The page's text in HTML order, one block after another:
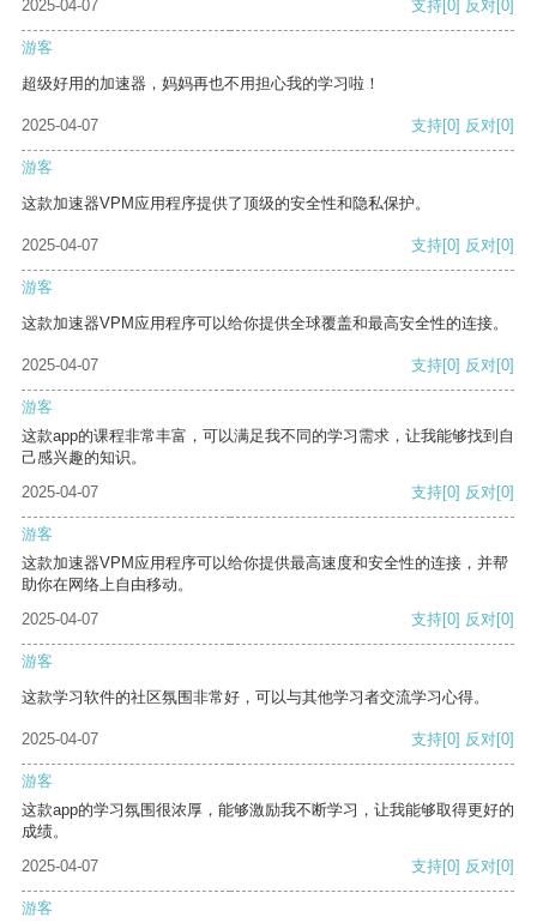
2025-04-07 支持 [0] 反对 [0]
游客
超级好用的加速器，妈妈再也不用担心我的学习啦！
2025-04-07 支持[0] 反对[0]
游客
这款加速器VPM应用程序提供了顶级的安全性和隐私保护。
2025-04-07 支持[0] 反对[0]
游客
这款加速器VPM应用程序可以给你提供全球覆盖和最高安全性的连接。
2025-04-07 支持[0] 反对[0]
游客
这款app的课程非常丰富，可以满足我不同的学习需求，让我能够找到自
己感兴趣的知识。
2025-04-07
支持[0] 反对[0]
游客
这款加速器VPM应用程序可以给你提供最高速度和安全性的连接，并帮
助你在网络上自由移动。
2025-04-07
支持[0] 反对[0]
游客
这款学习软件的社区氛围非常好，可以与其他学习者交流学习心得。
2025-04-07 支持[0] 反对[0]
游客
这款app的学习氛围很浓厚，能够激励我不断学习，让我能够取得更好的
成绩。
2025-04-07
支持[0] 反对[0]
游客